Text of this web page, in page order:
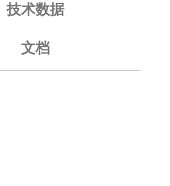
技术数据
文档